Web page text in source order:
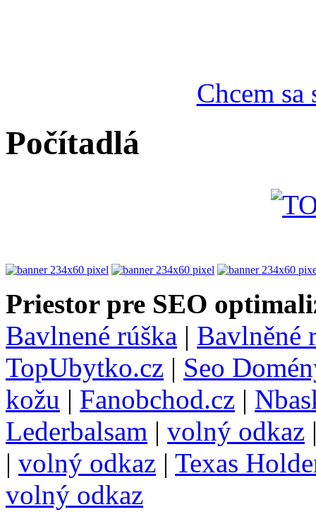
Chcem
Počítadlá
Priestor pre SEO
Bavlnené rúška | Bavlněné
TopUbytko.cz | Seo
kožu | Fanobchod.cz |
Lederbalsam | volný odkaz
| volný odkaz | Texas
volný odkaz